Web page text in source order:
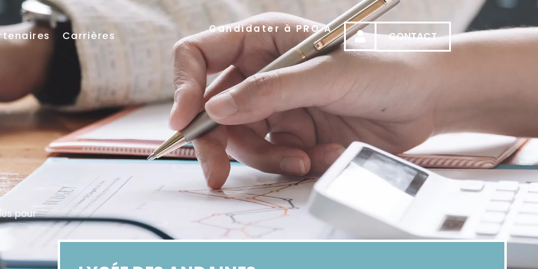
Carrières
Candidater à PRO A
CONTACT
pour